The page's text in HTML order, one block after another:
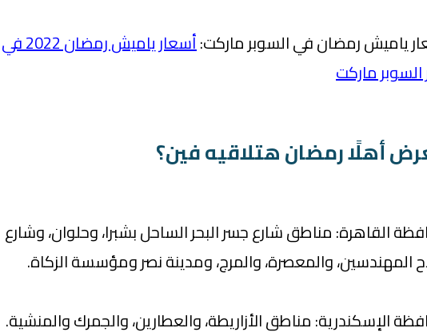
ياميش رمضان في السوبر ماركت:
أسعار ياميش رمضان 2022 في
السوبر ماركت
أهلًا رمضان هتلاقيه فين؟
القاهرة: مناطق شارع جسر البحر الساحل بشبرا، وحلوان، وشارع
المهندسين، والمعصرة، والمرج، ومدينة نصر ومؤسسة الزكاة.
الإسكندرية: مناطق الأزاريطة، والعطارين، والجمرك والمنشية.